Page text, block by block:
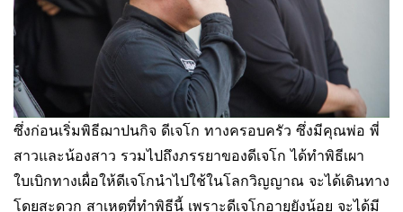
ซึ่งก่อนเริ่มพิธีฌาปนกิจ ดีเจโก ทางครอบครัว ซึ่งมีคุณพ่อ พี่
สาวและน้องสาว รวมไปถึงภรรยาของดีเจโก ได้ทำพิธีเผา
ใบเบิกทางเผื่อให้ดีเจโกนำไปใช้ในโลกวิญญาณ จะได้เดินทาง
โดยสะดวก สาเหตุที่ทำพิธีนี้ เพราะดีเจโกอายุยังน้อย จะได้มี